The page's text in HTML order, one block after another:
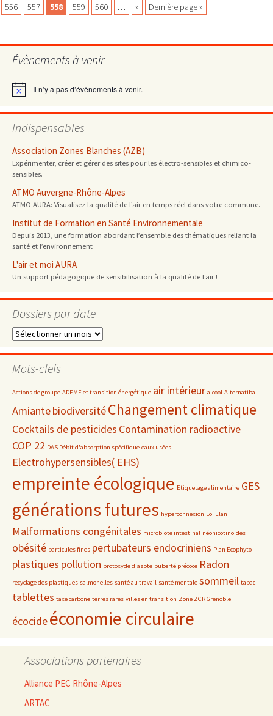
des
articles
556 557 558 559 560 … » Dernière page »
Évènements à venir
Notice Il n’y a pas d’évènements à venir.
Indispensables
Association Zones Blanches (AZB)
Expérimenter, créer et gérer des sites pour les électro-sensibles et chimico-
sensibles.
ATMO Auvergne-Rhône-Alpes
ATMO AURA: Visualisez la qualité de l’air en temps réel dans votre commune.
Institut de Formation en Santé Environnementale
Depuis 2013, une formation abordant l’ensemble des thématiques reliant la
santé et l’environnement
L'air et moi AURA
Un support pédagogique de sensibilisation à la qualité de l’air !
Dossiers par date
Dossiers
date
Mots-clefs
Actions de groupe ADEME et transition énergétique air intérieur alcool Alternatiba
AmiantebiodiversitéChangement climatique
Cocktails de pesticides Contamination radioactive
COP 22 DAS Débit d'absorption spécifique eaux usées
Electrohypersensibles( EHS)
empreinte écologique Etiquetage alimentaire GES
générations futures hyperconnexion Loi Elan
Malformations congénitales microbiote intestinal néonicotinoïdes
obésité particules fines pertubateurs endocriniens Plan Ecophyto
plastiques pollution protoxyde d'azote puberté précoce Radon
recyclage des plastiques salmonelles santé au travail santé mentale sommeil tabac
tablettes taxe carbone terres rares villes en transition Zone ZCR Grenoble
écocideéconomie circulaire
Associations partenaires
Alliance PEC Rhône-Alpes
ARTAC